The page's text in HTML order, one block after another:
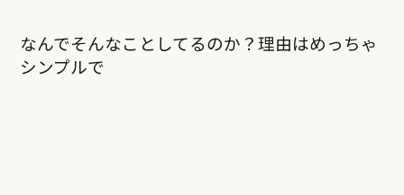
なんでそんなことしてるのか？理由はめっちゃ
シンプルで